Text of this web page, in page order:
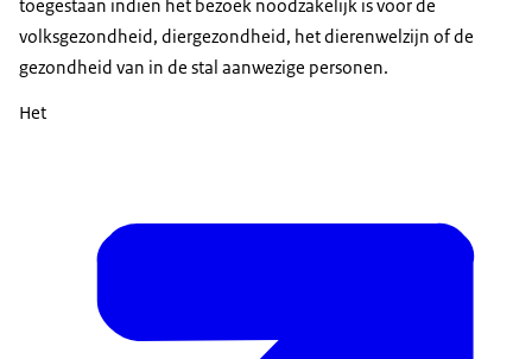
toegestaan indien het bezoek noodzakelijk is voor de
volksgezondheid, diergezondheid, het dierenwelzijn of de
gezondheid van in de stal aanwezige personen.
Het